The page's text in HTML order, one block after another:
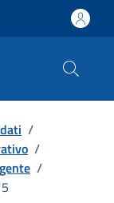
/
/
/